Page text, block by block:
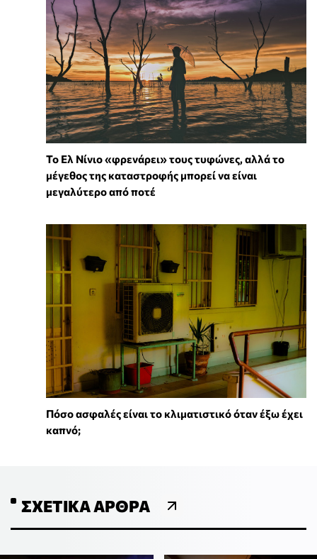
Το Ελ Νίνιο «φρενάρει» τους τυφώνες, αλλά το
μέγεθος της καταστροφής μπορεί να είναι
μεγαλύτερο από ποτέ
Πόσο ασφαλές είναι το κλιματιστικό όταν έξω έχει
καπνό;
ΣΧΕΤΙΚΆ ΆΡΘΡΑ